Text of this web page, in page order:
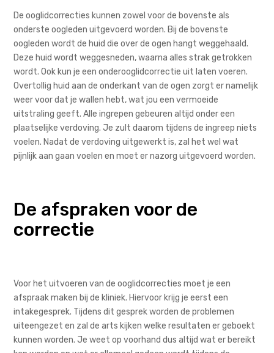
De ooglidcorrecties kunnen zowel voor de bovenste als
onderste oogleden uitgevoerd worden. Bij de bovenste
oogleden wordt de huid die over de ogen hangt weggehaald.
Deze huid wordt weggesneden, waarna alles strak getrokken
wordt. Ook kun je een onderooglidcorrectie uit laten voeren.
Overtollig huid aan de onderkant van de ogen zorgt er namelijk
weer voor dat je wallen hebt, wat jou een vermoeide
uitstraling geeft. Alle ingrepen gebeuren altijd onder een
plaatselijke verdoving. Je zult daarom tijdens de ingreep niets
voelen. Nadat de verdoving uitgewerkt is, zal het wel wat
pijnlijk aan gaan voelen en moet er nazorg uitgevoerd worden.
De afspraken voor de
correctie
Voor het uitvoeren van de ooglidcorrecties moet je een
afspraak maken bij de kliniek. Hiervoor krijg je eerst een
intakegesprek. Tijdens dit gesprek worden de problemen
uiteengezet en zal de arts kijken welke resultaten er geboekt
kunnen worden. Je weet op voorhand dus altijd wat er bereikt